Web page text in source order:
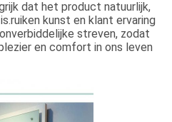
dat het product natuurlijk,
kunst en klant ervaring
streven, zodat
en comfort in ons leven